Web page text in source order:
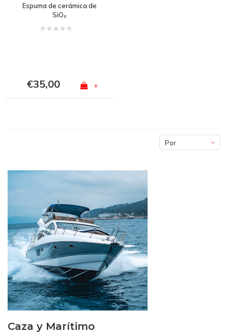
Espuma de cerámica de
SiO₂
€35,00 +
Por
Caza y Marítimo